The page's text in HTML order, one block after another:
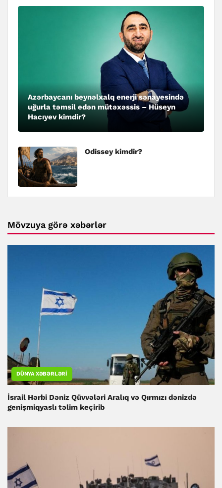
Azərbaycanı beynəlxalq enerji sənayesində
uğurla təmsil edən mütəxəssis – Hüseyn
Hacıyev kimdir?
Odissey kimdir?
Mövzuya görə xəbərlər
DÜNYA XƏBƏRLƏRI
İsrail Hərbi Dəniz Qüvvələri Aralıq və Qırmızı dənizdə
genişmiqyaslı təlim keçirib